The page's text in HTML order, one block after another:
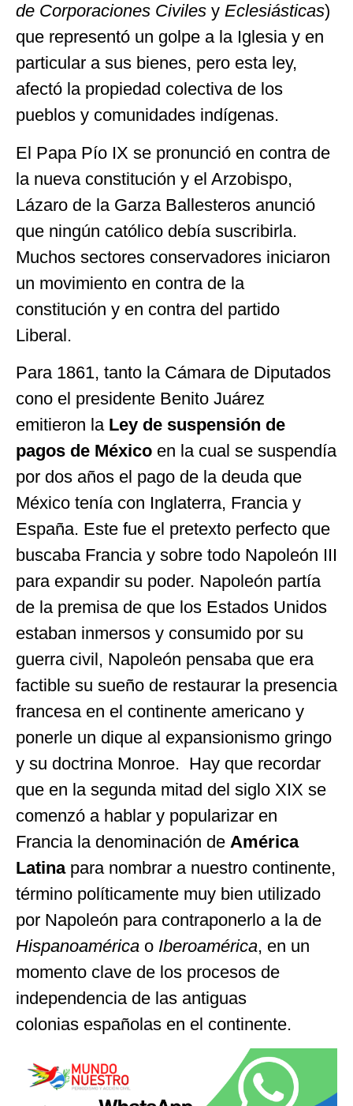
de Corporaciones Civiles y Eclesiásticas)
que representó un golpe a la Iglesia y en
particular a sus bienes, pero esta ley,
afectó la propiedad colectiva de los
pueblos y comunidades indígenas.
El Papa Pío IX se pronunció en contra de
la nueva constitución y el Arzobispo,
Lázaro de la Garza Ballesteros anunció
que ningún católico debía suscribirla.
Muchos sectores conservadores iniciaron
un movimiento en contra de la
constitución y en contra del partido
Liberal.
Para 1861, tanto la Cámara de Diputados
cono el presidente Benito Juárez
emitieron la Ley de suspensión de
pagos de México en la cual se suspendía
por dos años el pago de la deuda que
México tenía con Inglaterra, Francia y
España. Este fue el pretexto perfecto que
buscaba Francia y sobre todo Napoleón III
para expandir su poder. Napoleón partía
de la premisa de que los Estados Unidos
estaban inmersos y consumido por su
guerra civil, Napoleón pensaba que era
factible su sueño de restaurar la presencia
francesa en el continente americano y
ponerle un dique al expansionismo gringo
y su doctrina Monroe. Hay que recordar
que en la segunda mitad del siglo XIX se
comenzó a hablar y popularizar en
Francia la denominación de América
Latinapara nombrar a nuestro continente,
término políticamente muy bien utilizado
por Napoleón para contraponerlo a la de
Hispanoamérica o Iberoamérica, en un
momento clave de los procesos de
independencia de las antiguas
colonias españolas en el continente.